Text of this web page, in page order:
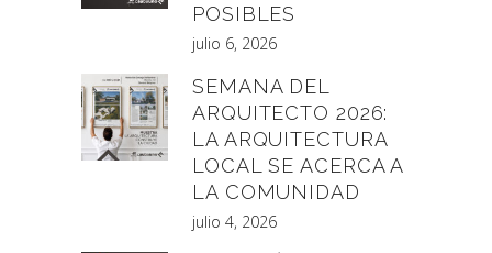
POSIBLES
julio 6, 2026
SEMANA DEL
ARQUITECTO 2026:
LA ARQUITECTURA
LOCAL SE ACERCA A
LA COMUNIDAD
julio 4, 2026